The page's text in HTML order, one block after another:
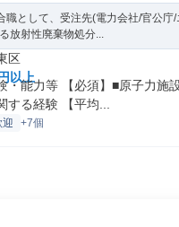
職として、受注先(電力会社/官公庁
放射性廃棄物処分...
区
以上
・能力等 【必須】■原子力施
する経験 【平均...
迎 +7個